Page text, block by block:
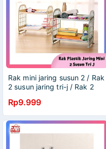
Rak mini jaring susun 2 / Rak
2 susun jaring tri-j / Rak 2
susun plastik / Rak bumbu 2
susun / Rak kosmetik 2
susun / Rak organizer
Rp9.999